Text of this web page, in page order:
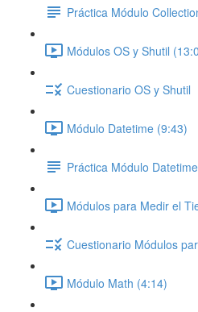
Práctica Módulo
Módulos OS y Shutil
Cuestionario OS y Shutil
Módulo Datetime (9:43)
Práctica Módulo Datetime
Módulos para Medir el
Cuestionario Módulos
Módulo Math (4:14)